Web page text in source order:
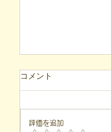
【代表ブログ】「
す。 このブログは、
コメント
評価を追加